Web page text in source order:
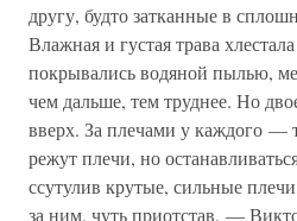
другу, будто затканные в
Влажная и густая трава
покрывались водяной пылью,
чем дальше, тем труднее. Но
вверх. За плечами у каждого —
режут плечи, но
ссутулив крутые, сильные
за ним, чуть приотстав, —